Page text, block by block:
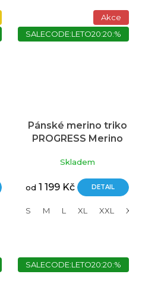
Akce
SALECODE:LETO20:20:%
Pánské merino triko
PROGRESS Merino
Skladem
od 1 199 Kč DETAIL
S M L XL XXL XXXL
SALECODE:LETO20:20:%